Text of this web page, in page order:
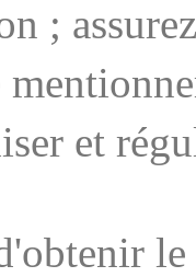
;
et
le